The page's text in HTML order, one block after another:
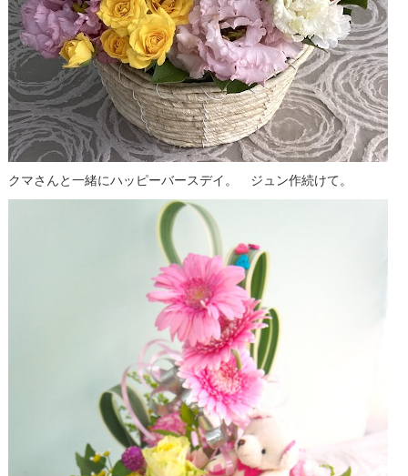
クマさんと一緒にハッピーバースデイ。 ジュン作続けて。